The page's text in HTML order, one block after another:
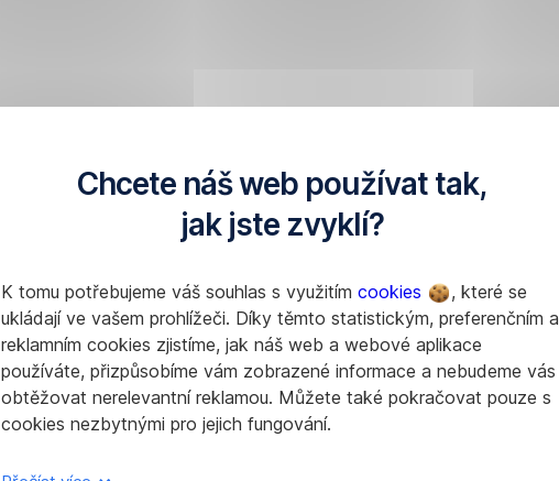
Chcete náš web používat tak,
jak jste zvyklí?
K tomu potřebujeme váš souhlas s využitím cookies
, které se
ukládají ve vašem prohlížeči. Díky těmto statistickým, preferenčním a
reklamním cookies zjistíme, jak náš web a webové aplikace
používáte, přizpůsobíme vám zobrazené informace a nebudeme vás
obtěžovat nerelevantní reklamou. Můžete také pokračovat pouze s
cookies nezbytnými pro jejich fungování.